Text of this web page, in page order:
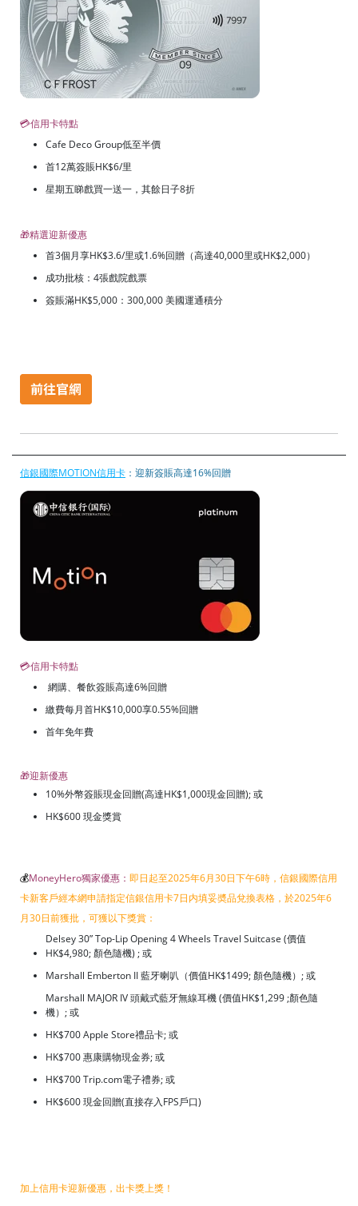
💳信用卡特點
Cafe Deco Group低至半價
首12萬簽賬HK$6/里
星期五睇戲買一送一，其餘日子8折
🎁精選迎新優惠
首3個月享HK$3.6/里或1.6%回贈（高達40,000里或HK$2,000）
成功批核：4張戲院戲票
簽賬滿HK$5,000：300,000 美國運通積分
信銀國際MOTION信用卡 ：迎新簽賬高達16%回贈
💳信用卡特點
網購、餐飲簽賬高達6%回贈
繳費每月首HK$10,000享0.55%回贈
首年免年費
🎁迎新優惠
10%外幣簽賬現金回贈(高達HK$1,000現金回贈); 或
HK$600 現金獎賞
💰MoneyHero獨家優惠： 即日起至2025年6月30日下午6時，信銀國際信用
卡新客戶經本網申請指定信銀信用卡7日内填妥奬品兌換表格，於2025年6
月30日前獲批，可獲以下獎賞：
Delsey 30” Top-Lip Opening 4 Wheels Travel Suitcase (價值
HK$4,980; 顏色隨機) ; 或
Marshall Emberton II 藍牙喇叭（價值HK$1499; 顏色隨機）; 或
Marshall MAJOR IV 頭戴式藍牙無線耳機 (價值HK$1,299 ;顏色隨
機）; 或
HK$700 Apple Store禮品卡; 或
HK$700 惠康購物現金券; 或
HK$700 Trip.com電子禮券; 或
HK$600 現金回贈(直接存入FPS戶口)
加上信用卡迎新優惠，出卡獎上獎！